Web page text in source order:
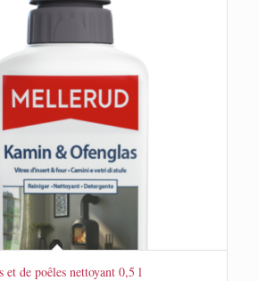
et de poêles nettoyant 0,5 l